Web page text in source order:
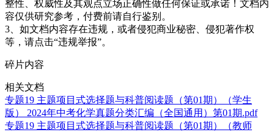
整性、权威性及其观点立场正确性做任何保证或承诺！文档内
容仅供研究参考，付费前请自行鉴别。
3、如文档内容存在违规，或者侵犯商业秘密、侵犯著作权
等，请点击“违规举报”。
碎片内容
相关文档
专题19 主题项目式选择题与科普阅读题（第01期）（学生
版） 2024年中考化学真题分类汇编（全国通用）第01期.pdf
专题19 主题项目式选择题与科普阅读题（第01期）（教师